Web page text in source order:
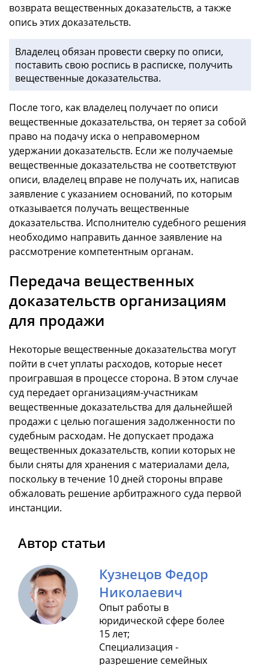
возврата вещественных доказательств, а также
опись этих доказательств.
Владелец обязан провести сверку по описи,
поставить свою роспись в расписке, получить
вещественные доказательства.
После того, как владелец получает по описи
вещественные доказательства, он теряет за собой
право на подачу иска о неправомерном
удержании доказательств. Если же получаемые
вещественные доказательства не соответствуют
описи, владелец вправе не получать их, написав
заявление с указанием оснований, по которым
отказывается получать вещественные
доказательства. Исполнителю судебного решения
необходимо направить данное заявление на
рассмотрение компетентным органам.
Передача вещественных
доказательств организациям
для продажи
Некоторые вещественные доказательства могут
пойти в счет уплаты расходов, которые несет
проигравшая в процессе сторона. В этом случае
суд передает организациям-участникам
вещественные доказательства для дальнейшей
продажи с целью погашения задолженности по
судебным расходам. Не допускает продажа
вещественных доказательств, копии которых не
были сняты для хранения с материалами дела,
поскольку в течение 10 дней стороны вправе
обжаловать решение арбитражного суда первой
инстанции.
Автор статьи
Кузнецов Федор
Николаевич
Опыт работы в
юридической сфере более
15 лет;
Специализация -
разрешение семейных